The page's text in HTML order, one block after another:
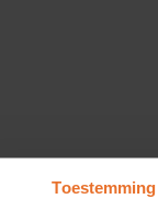
Toestemming